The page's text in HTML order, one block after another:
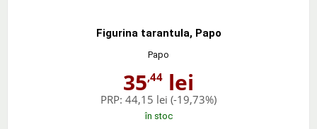
Figurina tarantula, Papo
Papo
35,44 lei
PRP: 44,15 lei (-19,73%)
în stoc